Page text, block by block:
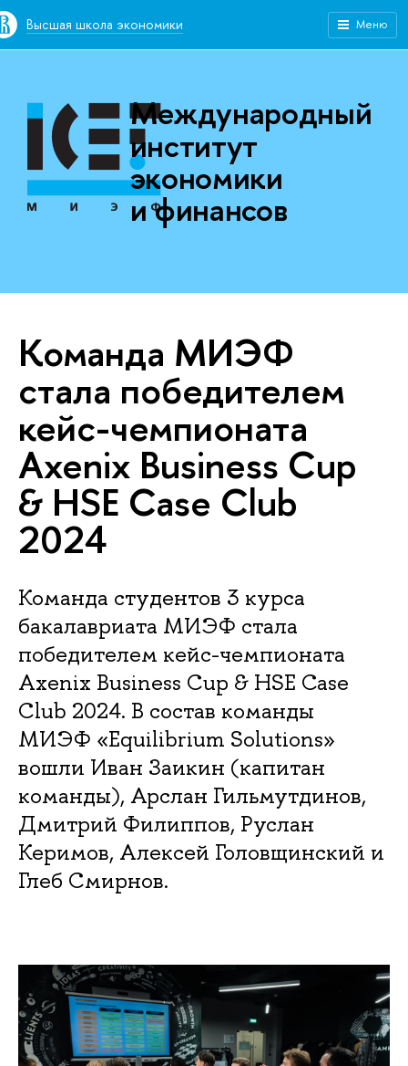
Высшая школа экономики Меню
Международный
институт
экономики
и финансов
Команда МИЭФ
стала победителем
кейс-чемпионата
Axenix Business Cup
& HSE Case Club
2024
Команда студентов 3 курса
бакалавриата МИЭФ стала
победителем кейс-чемпионата
Axenix Business Cup & HSE Case
Club 2024. В состав команды
МИЭФ «Equilibrium Solutions»
вошли Иван Заикин (капитан
команды), Арслан Гильмутдинов,
Дмитрий Филиппов, Руслан
Керимов, Алексей Головщинский и
Глеб Смирнов.